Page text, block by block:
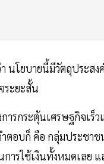
นโยบายนี้มีวัตถุประส
ระยะสั้น
ารกระตุ้นเศรษฐกิจเ
ตอบก็ คือ กลุ่มประชา
ารใช้เงินทั้งหมดเลย